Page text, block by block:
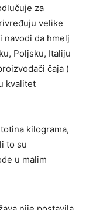
za
velike
navodi da hmelj
Poljsku, Italiju
čaja )
kvalitet
kilograma,
to su
u malim